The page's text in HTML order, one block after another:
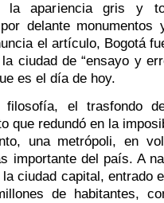
la apariencia gris y
delante monumentos
el artículo, Bogotá
ciudad de “ensayo y
es el día de hoy.
filosofía, el trasfondo
que redundó en la
una metrópoli, en
importante del país. A
ciudad capital, entrado
de habitantes,